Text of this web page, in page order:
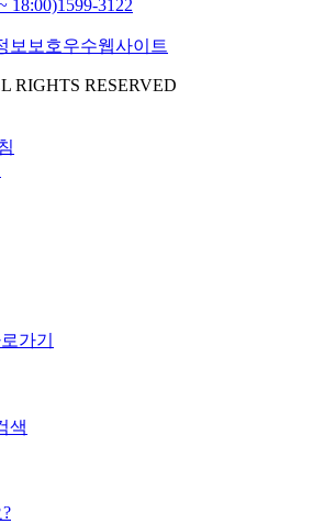
18:00)1599-3122
RIGHTS RESERVED
가기
색